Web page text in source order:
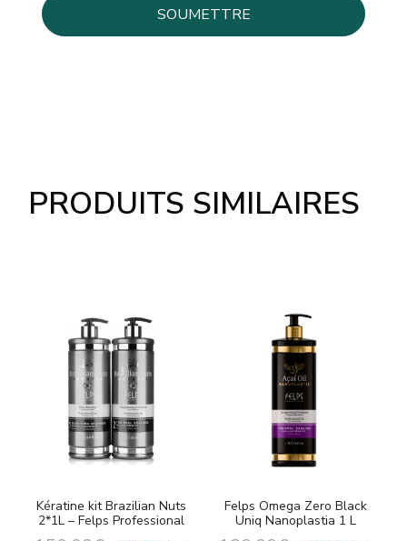
PRODUITS SIMILAIRES
Kératine kit Brazilian Nuts
2*1L – Felps Professional
Felps Omega Zero Black
Uniq Nanoplastia 1 L